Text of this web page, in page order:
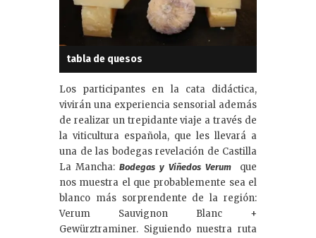
tabla de quesos
Los participantes en la cata didáctica,
vivirán una experiencia sensorial además
de realizar un trepidante viaje a través de
la viticultura española, que les llevará a
una de las bodegas revelación de Castilla
La Mancha: Bodegas y Viñedos Verum que
nos muestra el que probablemente sea el
blanco más sorprendente de la región:
Verum Sauvignon Blanc +
Gewürztraminer. Siguiendo nuestra ruta